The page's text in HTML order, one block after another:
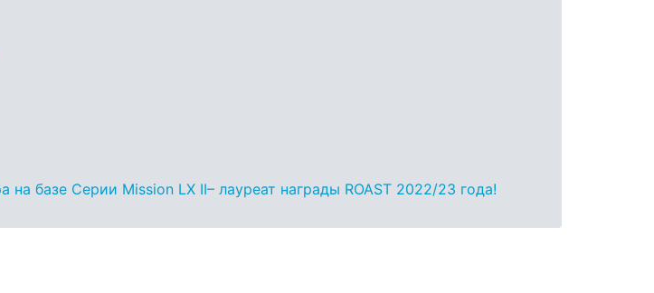
базе Серии Mission LX II– лауреат награды ROAST 2022/23 года!